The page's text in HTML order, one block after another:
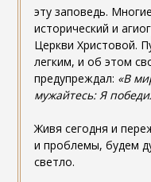
эту заповедь.
исторический и
Церкви Христовой.
легким, и об этом
предупреждал: «В
мужайтесь: Я
Живя сегодня и
и проблемы, будем
светло.